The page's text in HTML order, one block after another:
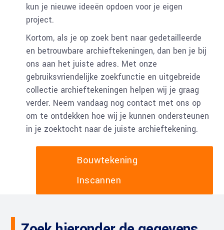
kun je nieuwe ideeën opdoen voor je eigen
project.
Kortom, als je op zoek bent naar gedetailleerde
en betrouwbare archieftekeningen, dan ben je bij
ons aan het juiste adres. Met onze
gebruiksvriendelijke zoekfunctie en uitgebreide
collectie archieftekeningen helpen wij je graag
verder. Neem vandaag nog contact met ons op
om te ontdekken hoe wij je kunnen ondersteunen
in je zoektocht naar de juiste archieftekening.
Bouwtekening
Inscannen